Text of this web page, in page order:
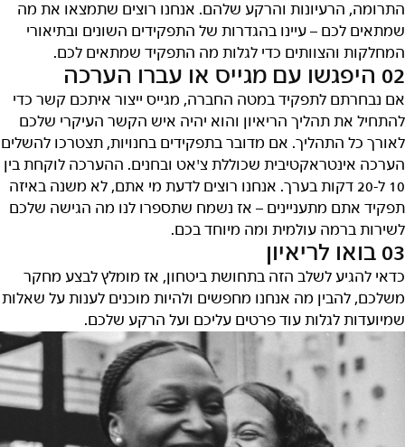
התרומה, הרעיונות והרקע שלהם. אנחנו רוצים שתמצאו את מה
שמתאים לכם – עיינו בהגדרות של התפקידים השונים ובתיאורי
המחלקות והצוותים כדי לגלות מה התפקיד שמתאים לכם.
02 היפגשו עם מגייס או עברו הערכה
אם נבחרתם לתפקיד במטה החברה, מגייס ייצור איתכם קשר כדי
להתחיל את תהליך הריאיון והוא יהיה איש הקשר העיקרי שלכם
לאורך כל התהליך. אם מדובר בתפקידים בחנויות, תצטרכו להשלים
הערכה אינטראקטיבית שכוללת צ'אט ובחנים. ההערכה לוקחת בין
10 ל-20 דקות בערך. אנחנו רוצים לדעת מי אתם, לא משנה באיזה
תפקיד אתם מתעניינים – אז נשמח שתספרו לנו מה הגישה שלכם
לשירות ברמה עולמית ומה מיוחד בכם.
03 בואו לריאיון
כדאי להגיע לשלב הזה בתחושת ביטחון, אז מומלץ לבצע מחקר
משלכם, להבין מה אנחנו מחפשים ולהיות מוכנים לענות על שאלות
שמיועדות לגלות עוד פרטים עליכם ועל הרקע שלכם.